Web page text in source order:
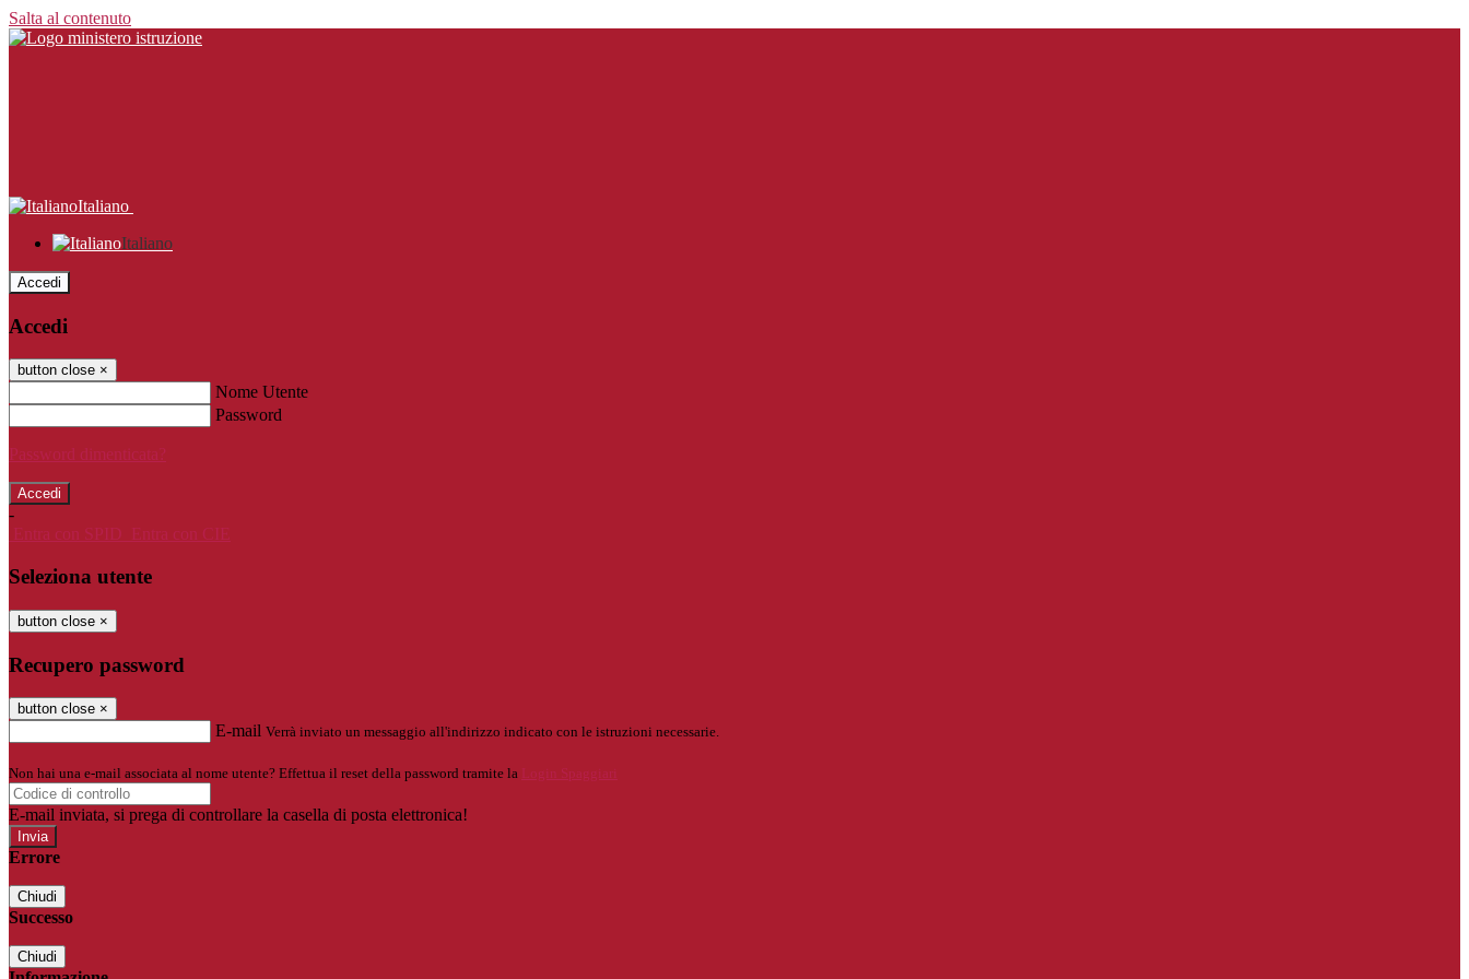
Salta al contenuto
Italiano
Italiano
Accedi
Accedi
button close ×
Nome Utente
Password
Password dimenticata?
-
Entra con SPID
Entra con CIE
Seleziona utente
button close ×
Recupero password
button close ×
E-mail Verrà inviato un messaggio all'indirizzo indicato con le istruzioni necessarie.
Non hai una e-mail associata al nome utente? Effettua il reset della password tramite la Login Spaggiari
E-mail inviata, si prega di controllare la casella di posta elettronica!
Errore
Chiudi
Successo
Chiudi